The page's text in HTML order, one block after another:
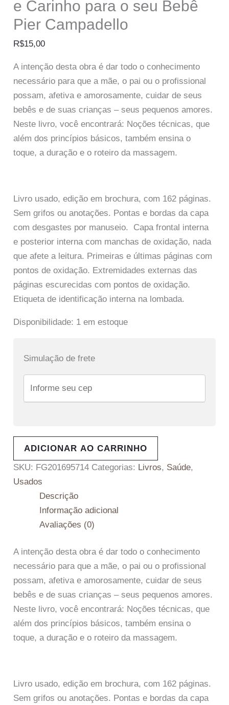
e Carinho para o seu Bebê
Pier Campadello
R$15,00
A intenção desta obra é dar todo o conhecimento
necessário para que a mãe, o pai ou o profissional
possam, afetiva e amorosamente, cuidar de seus
bebês e de suas crianças – seus pequenos amores.
Neste livro, você encontrará: Noções técnicas, que
além dos princípios básicos, também ensina o
toque, a duração e o roteiro da massagem.
Livro usado, edição em brochura, com 162 páginas.
Sem grifos ou anotações. Pontas e bordas da capa
com desgastes por manuseio. Capa frontal interna
e posterior interna com manchas de oxidação, nada
que afete a leitura. Primeiras e últimas páginas com
pontos de oxidação. Extremidades externas das
páginas escurecidas com pontos de oxidação.
Etiqueta de identificação interna na lombada.
Disponibilidade: 1 em estoque
Simulação de frete
ADICIONAR AO CARRINHO
SKU: FG201695714 Categorias: Livros, Saúde,
Usados
Descrição
Informação adicional
Avaliações (0)
A intenção desta obra é dar todo o conhecimento
necessário para que a mãe, o pai ou o profissional
possam, afetiva e amorosamente, cuidar de seus
bebês e de suas crianças – seus pequenos amores.
Neste livro, você encontrará: Noções técnicas, que
além dos princípios básicos, também ensina o
toque, a duração e o roteiro da massagem.
Livro usado, edição em brochura, com 162 páginas.
Sem grifos ou anotações. Pontas e bordas da capa